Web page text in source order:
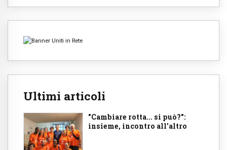
Ultimi articoli
"Cambiare rotta... si può?":
insieme, incontro all'altro